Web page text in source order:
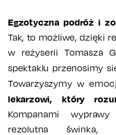
Egzotyczna podróż i
Tak, to możliwe, dzięki
w reżyserii Tomasza
spektaklu przenosimy
Towarzyszymy w
lekarzowi, który
Kompanami
rezolutna świnka,